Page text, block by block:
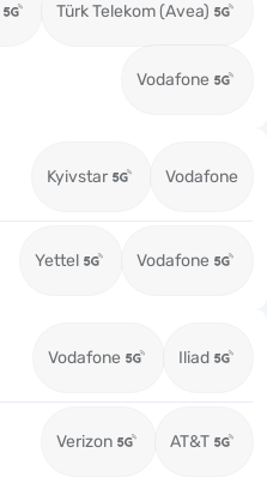
Türk Telekom (Avea)
Vodafone
Kyivstar Vodafone
Yettel Vodafone
Vodafone Iliad
Verizon AT&T